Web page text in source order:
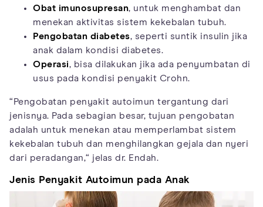
Obat imunosupresan, untuk menghambat dan
menekan aktivitas sistem kekebalan tubuh.
Pengobatan diabetes, seperti suntik insulin jika
anak dalam kondisi diabetes.
Operasi, bisa dilakukan jika ada penyumbatan di
usus pada kondisi penyakit Crohn.
“Pengobatan penyakit autoimun tergantung dari
jenisnya. Pada sebagian besar, tujuan pengobatan
adalah untuk menekan atau memperlambat sistem
kekebalan tubuh dan menghilangkan gejala dan nyeri
dari peradangan,“ jelas dr. Endah.
Jenis Penyakit Autoimun pada Anak